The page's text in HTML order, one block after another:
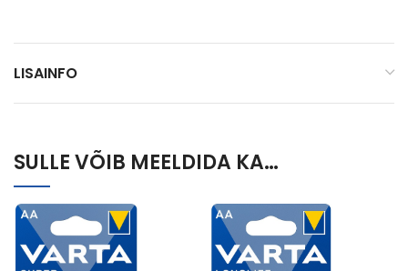
LISAINFO
SULLE VÕIB MEELDIDA KA…